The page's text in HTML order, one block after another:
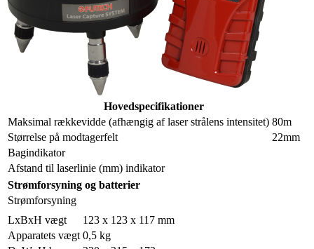
Hovedspecifikationer
Maksimal rækkevidde (afhængig af laser strålens intensitet) 80m
Størrelse på modtagerfelt
22mm
Bagindikator
Afstand til laserlinie (mm) indikator
Strømforsyning og batterier
Strømforsyning
LxBxH vægt
123 x 123 x 117 mm
Apparatets vægt 0,5 kg